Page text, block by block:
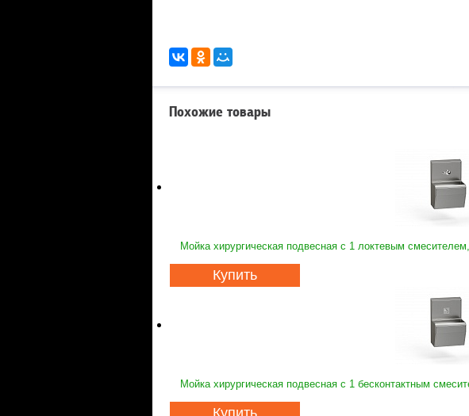
Похожие товары
Мойка хирургическая подвесная с 1 локтевым
Купить
Мойка хирургическая подвесная с 1 бесконтактным
Купить